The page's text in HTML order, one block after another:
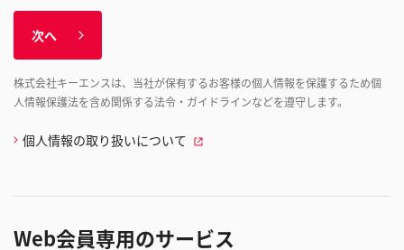
次へ
株式会社キーエンスは、当社が保有するお客様の個人情報を保護するため個
人情報保護法を含め関係する法令・ガイドラインなどを遵守します。
個人情報の取り扱いについて
Web会員専用のサービス